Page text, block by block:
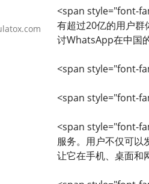
<span style="font-
有超过20亿的用户
讨WhatsApp在中国
<span style="font-
<span style="font-
<span style="font-
服务。用户不仅可以
让它在手机、桌面和